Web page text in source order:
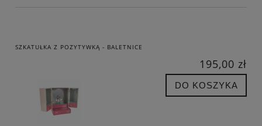
SZKATUŁKA Z POZYTYWKĄ - BALETNICE
195,00 zł
DO KOSZYKA